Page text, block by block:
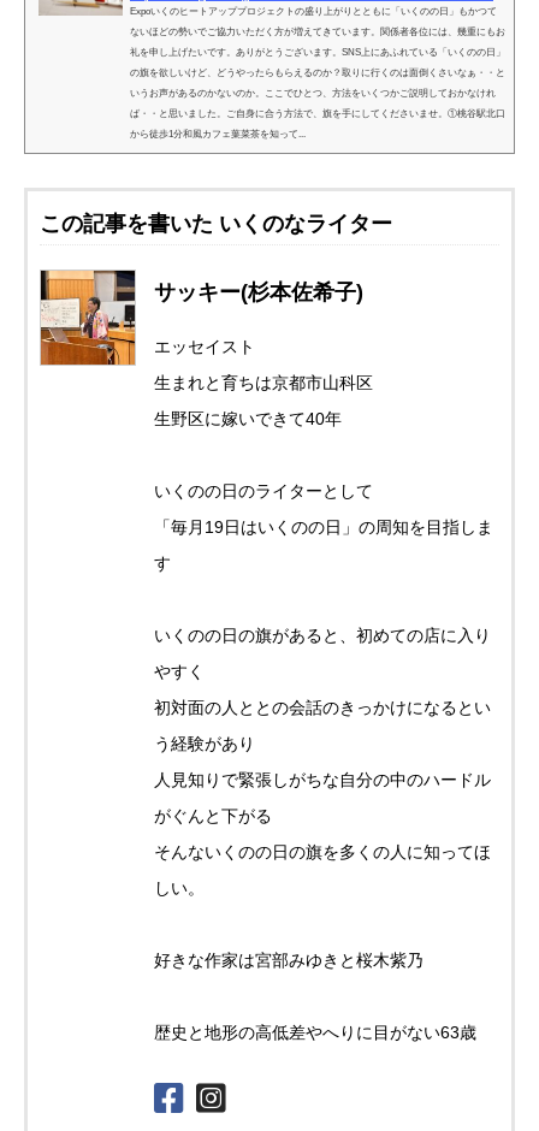
Expoいくのヒートアッププロジェクトの盛り上がりとともに「いくのの日」もかつて
ないほどの勢いでご協力いただく方が増えてきています。関係者各位には、幾重にもお
礼を申し上げたいです。ありがとうございます。SNS上にあふれている「いくのの日」
の旗を欲しいけど、どうやったらもらえるのか？取りに行くのは面倒くさいなぁ・・と
いうお声があるのかないのか。ここでひとつ、方法をいくつかご説明しておかなけれ
ば・・と思いました。ご自身に合う方法で、旗を手にしてくださいませ。①桃谷駅北口
から徒歩1分和風カフェ葉菜茶を知って...
この記事を書いた いくのなライター
サッキー(杉本佐希子)
エッセイスト
生まれと育ちは京都市山科区
生野区に嫁いできて40年
いくのの日のライターとして
「毎月19日はいくのの日」の周知を目指しま
す
いくのの日の旗があると、初めての店に入り
やすく
初対面の人ととの会話のきっかけになるとい
う経験があり
人見知りで緊張しがちな自分の中のハードル
がぐんと下がる
そんないくのの日の旗を多くの人に知ってほ
しい。
好きな作家は宮部みゆきと桜木紫乃
歴史と地形の高低差やへりに目がない63歳